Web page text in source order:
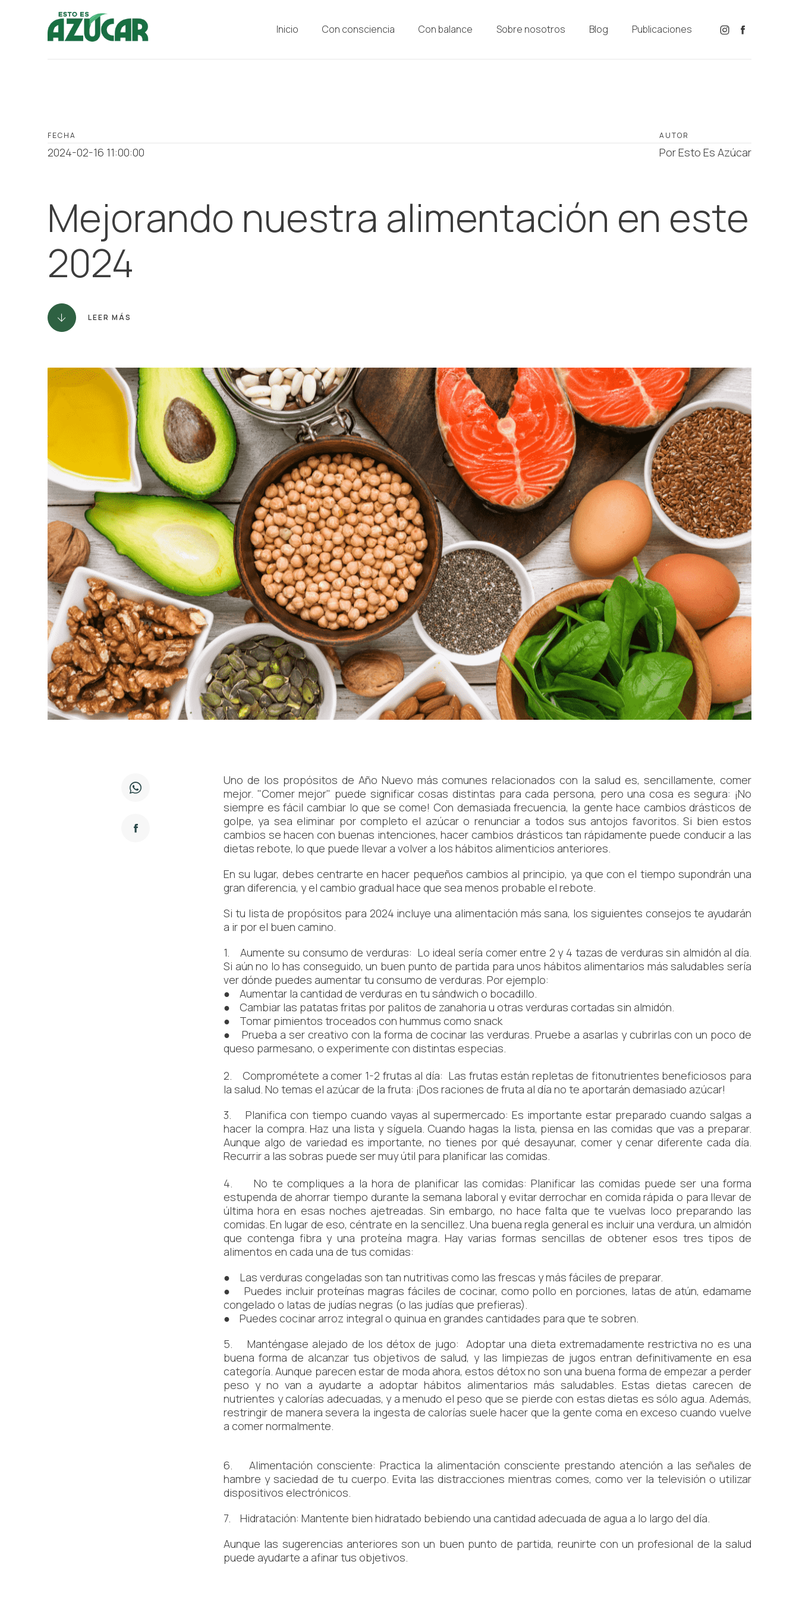
Inicio Con consciencia Con balance Sobre nosotros Blog Publicaciones
FECHA
2024-02-16 11:00:00
AUTOR
Por Esto Es Azúcar
Mejorando nuestra alimentación en este
2024
LEER MÁS
Uno de los propósitos de Año Nuevo más comunes relacionados con la salud es, sencillamente, comer
mejor. "Comer mejor" puede significar cosas distintas para cada persona, pero una cosa es segura: ¡No
siempre es fácil cambiar lo que se come! Con demasiada frecuencia, la gente hace cambios drásticos de
golpe, ya sea eliminar por completo el azúcar o renunciar a todos sus antojos favoritos. Si bien estos
cambios se hacen con buenas intenciones, hacer cambios drásticos tan rápidamente puede conducir a las
dietas rebote, lo que puede llevar a volver a los hábitos alimenticios anteriores.
En su lugar, debes centrarte en hacer pequeños cambios al principio, ya que con el tiempo supondrán una
gran diferencia, y el cambio gradual hace que sea menos probable el rebote.
Si tu lista de propósitos para 2024 incluye una alimentación más sana, los siguientes consejos te ayudarán
a ir por el buen camino.
1. Aumente su consumo de verduras: Lo ideal sería comer entre 2 y 4 tazas de verduras sin almidón al día.
Si aún no lo has conseguido, un buen punto de partida para unos hábitos alimentarios más saludables sería
ver dónde puedes aumentar tu consumo de verduras. Por ejemplo:
● Aumentar la cantidad de verduras en tu sándwich o bocadillo.
● Cambiar las patatas fritas por palitos de zanahoria u otras verduras cortadas sin almidón.
● Tomar pimientos troceados con hummus como snack
● Prueba a ser creativo con la forma de cocinar las verduras. Pruebe a asarlas y cubrirlas con un poco de
queso parmesano, o experimente con distintas especias.
2. Comprométete a comer 1-2 frutas al día: Las frutas están repletas de fitonutrientes beneficiosos para
la salud. No temas el azúcar de la fruta: ¡Dos raciones de fruta al día no te aportarán demasiado azúcar!
3. Planifica con tiempo cuando vayas al supermercado: Es importante estar preparado cuando salgas a
hacer la compra. Haz una lista y síguela. Cuando hagas la lista, piensa en las comidas que vas a preparar.
Aunque algo de variedad es importante, no tienes por qué desayunar, comer y cenar diferente cada día.
Recurrir a las sobras puede ser muy útil para planificar las comidas.
4. No te compliques a la hora de planificar las comidas: Planificar las comidas puede ser una forma
estupenda de ahorrar tiempo durante la semana laboral y evitar derrochar en comida rápida o para llevar de
última hora en esas noches ajetreadas. Sin embargo, no hace falta que te vuelvas loco preparando las
comidas. En lugar de eso, céntrate en la sencillez. Una buena regla general es incluir una verdura, un almidón
que contenga fibra y una proteína magra. Hay varias formas sencillas de obtener esos tres tipos de
alimentos en cada una de tus comidas:
● Las verduras congeladas son tan nutritivas como las frescas y más fáciles de preparar.
● Puedes incluir proteínas magras fáciles de cocinar, como pollo en porciones, latas de atún, edamame
congelado o latas de judías negras (o las judías que prefieras).
● Puedes cocinar arroz integral o quinua en grandes cantidades para que te sobren.
5. Manténgase alejado de los détox de jugo: Adoptar una dieta extremadamente restrictiva no es una
buena forma de alcanzar tus objetivos de salud, y las limpiezas de jugos entran definitivamente en esa
categoría. Aunque parecen estar de moda ahora, estos détox no son una buena forma de empezar a perder
peso y no van a ayudarte a adoptar hábitos alimentarios más saludables. Estas dietas carecen de
nutrientes y calorías adecuadas, y a menudo el peso que se pierde con estas dietas es sólo agua. Además,
restringir de manera severa la ingesta de calorías suele hacer que la gente coma en exceso cuando vuelve
a comer normalmente.
6. Alimentación consciente: Practica la alimentación consciente prestando atención a las señales de
hambre y saciedad de tu cuerpo. Evita las distracciones mientras comes, como ver la televisión o utilizar
dispositivos electrónicos.
7. Hidratación: Mantente bien hidratado bebiendo una cantidad adecuada de agua a lo largo del día.
Aunque las sugerencias anteriores son un buen punto de partida, reunirte con un profesional de la salud
puede ayudarte a afinar tus objetivos.